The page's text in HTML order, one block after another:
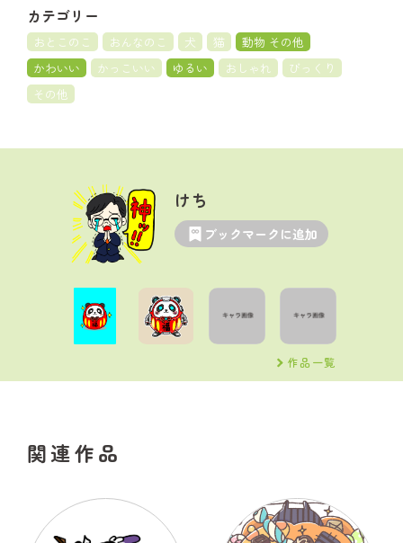
カテゴリー
おとこのこ おんなのこ 犬 猫
動物 その他
かわいい
かっこいい ゆるい おしゃれ
びっくり
その他
けち
ブックマークに追加
作品一覧
関連作品